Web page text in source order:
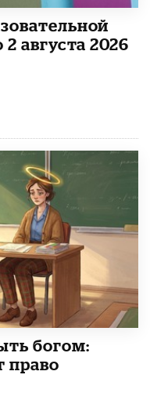
августа 2026
богом:
право